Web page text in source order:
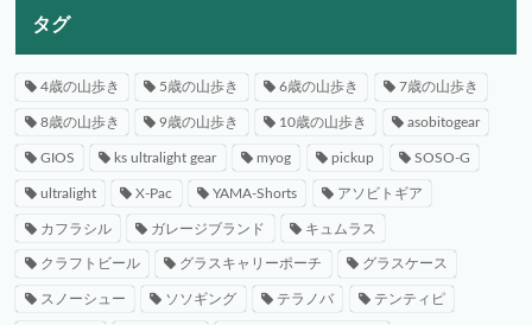
タグ
4歳の山歩き 5歳の山歩き 6歳の山歩き 7歳の山歩き
8歳の山歩き 9歳の山歩き 10歳の山歩き asobitogear
GIOS ks ultralight gear myog pickup SOSO-G
ultralight X-Pac YAMA-Shorts アソビトギア
カフラシル ガレージブランド キュムラス
クラフトビール グラスキャリーポーチ グラスケース
スノーシュー ソソギング テラノバ テンティピ